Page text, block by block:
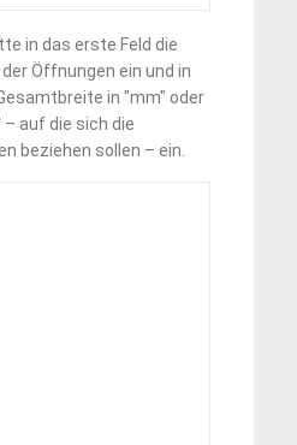
in das erste Feld die
Öffnungen ein und in
in "mm" oder
– auf die sich die
beziehen sollen – ein.